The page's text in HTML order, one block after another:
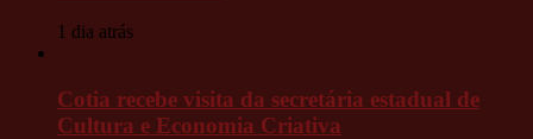
1 dia atrás
Cotia recebe visita da secretária estadual de
Cultura e Economia Criativa